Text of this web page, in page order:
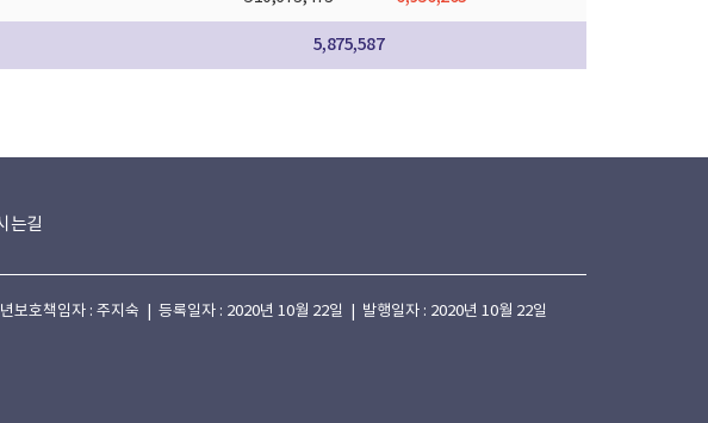
5,875,587
는길
호책임자 : 주지숙 | 등록일자 : 2020년 10월 22일 | 발행일자 : 2020년 10월 22일